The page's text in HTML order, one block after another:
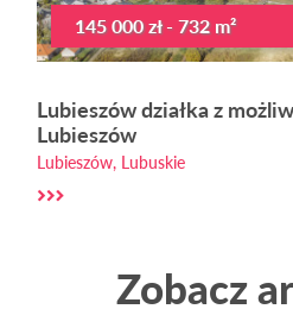
145 000 zł - 732 m²
Lubieszów działka z
Lubieszów
Lubieszów, Lubuskie
Zobacz